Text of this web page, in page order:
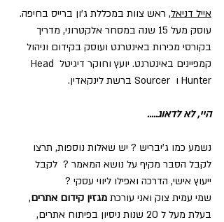
אייל דניאל, ראש צוות במכללת ג'ון ברייס בחיפה.
עוסק מעל 15 שנה במסחר אלקטרוני, מדריך
בקורסי מכירות באינטרנט ועוסק בקידום וניהול
קמפיינים באינטרנט. יועץ וחוקר דיגיטל Head
Hunter ו  Sourcer ברשת לינקאדין.
היי, לא לדאוג.....
נשמע כמו ג'יבריש ? יש שאלות נוספות, תרצו
לקבל הסבר מקיף על נושא המאמר ?  לקבל
ייעוץ אישי, הדרכה ואפילו ליווי עסקי ?
שמי עמית צוק ואני עורכת מגזין קידום אתרים,
בעלת מעל ל 20 שנות ניסיון בפיתוח אתרים,